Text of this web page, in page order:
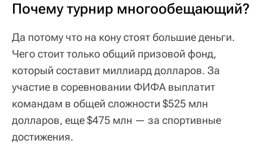
Почему турнир многообещающий?
Да потому что на кону стоят большие деньги.
Чего стоит только общий призовой фонд,
который составит миллиард долларов. За
участие в соревновании ФИФА выплатит
командам в общей сложности $525 млн
долларов, еще $475 млн — за спортивные
достижения.